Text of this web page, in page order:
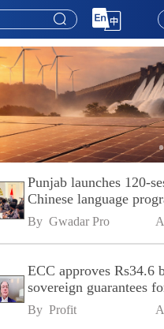
Punjab launches 120-
Chinese language
SPU
By Gwadar Pro
ECC approves Rs34.6
sovereign guarantees
kilometre Sialkot-
Motorway
By Profit